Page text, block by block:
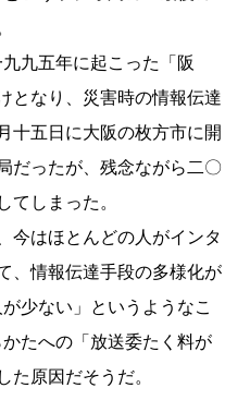
九五年に起こった「阪
となり、災害時の情報伝達
十五日に大阪の枚方市に開
だったが、残念ながら二〇
てしまった。
今はほとんどの人がインタ
、情報伝達手段の多様化が
少ない」というようなこ
たへの「放送委たく料が
た原因だそうだ。